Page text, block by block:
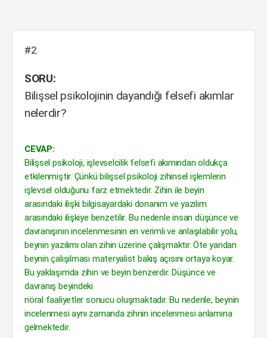
#2
SORU:
Bilişsel psikolojinin dayandığı felsefi akımlar
nelerdir?
CEVAP:
Bilişsel psikoloji, işlevselcilik felsefi akımından oldukça
etkilenmiştir. Çünkü bilişsel psikoloji zihinsel işlemlerin
işlevsel olduğunu farz etmektedir. Zihin ile beyin
arasındaki ilişki bilgisayardaki donanım ve yazılım
arasındaki ilişkiye benzetilir. Bu nedenle insan düşünce ve
davranışının incelenmesinin en verimli ve anlaşılabilir yolu,
beynin yazılımı olan zihin üzerine çalışmaktır. Öte yandan
beynin çalışılması materyalist bakış açısını ortaya koyar.
Bu yaklaşımda zihin ve beyin benzerdir. Düşünce ve
davranış beyindeki
nöral faaliyetler sonucu oluşmaktadır. Bu nedenle, beynin
incelenmesi aynı zamanda zihnin incelenmesi anlamına
gelmektedir.